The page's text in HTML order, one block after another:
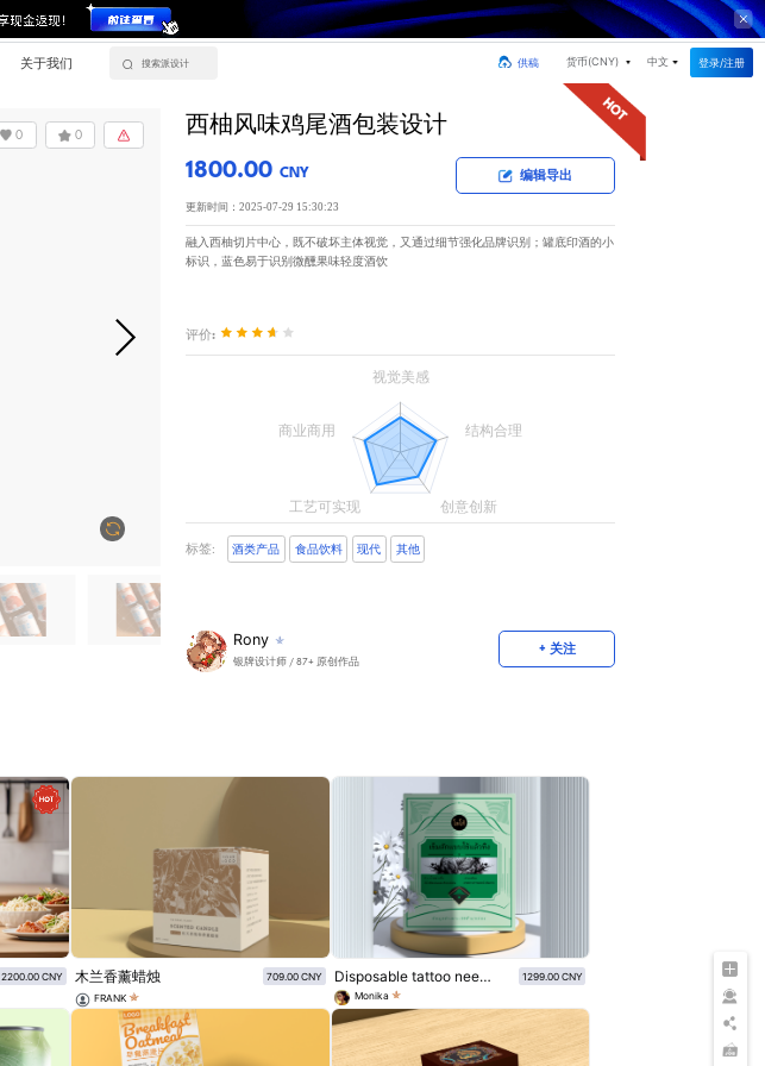
关于我们 供稿 货币(CNY) 中文 登录/注册
0
0 西柚风味鸡尾酒包装设计
1800.00 CNY 编辑导出
更新时间：2025-07-29 15:30:23
融入西柚切片中心，既不破坏主体视觉，又通过细节强化品牌识别；罐底印酒的小
标识，蓝色易于识别微醺果味轻度酒饮
评价:
标签: 酒类产品 食品饮料 现代 其他
Rony
银牌设计师 / 87+ 原创作品
+ 关注
2200.00 CNY
木兰香薰蜡烛
709.00 CNY
FRANK
Disposable tattoo needle packaging box visual design
1299.00 CNY
Monika